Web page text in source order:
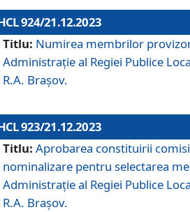
924/21.12.2023
Titlu: Numirea membrilor
Administraţie al Regiei Publice
R.A. Brașov.
923/21.12.2023
Titlu: Aprobarea constituirii
nominalizare pentru selectarea
Administrație al Regiei Publice
R.A. Brașov.